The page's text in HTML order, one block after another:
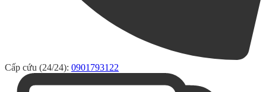
Cấp cứu (24/24): 0901793122